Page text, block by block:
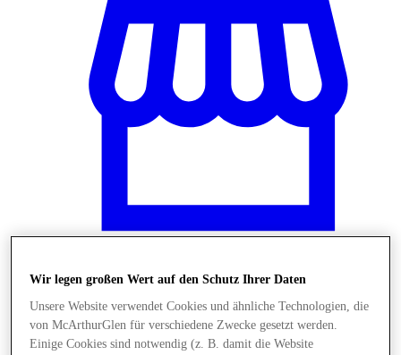
Stores
Wir legen großen Wert auf den Schutz Ihrer Daten
Unsere Website verwendet Cookies und ähnliche Technologien, die
von McArthurGlen für verschiedene Zwecke gesetzt werden.
Einige Cookies sind notwendig (z. B. damit die Website